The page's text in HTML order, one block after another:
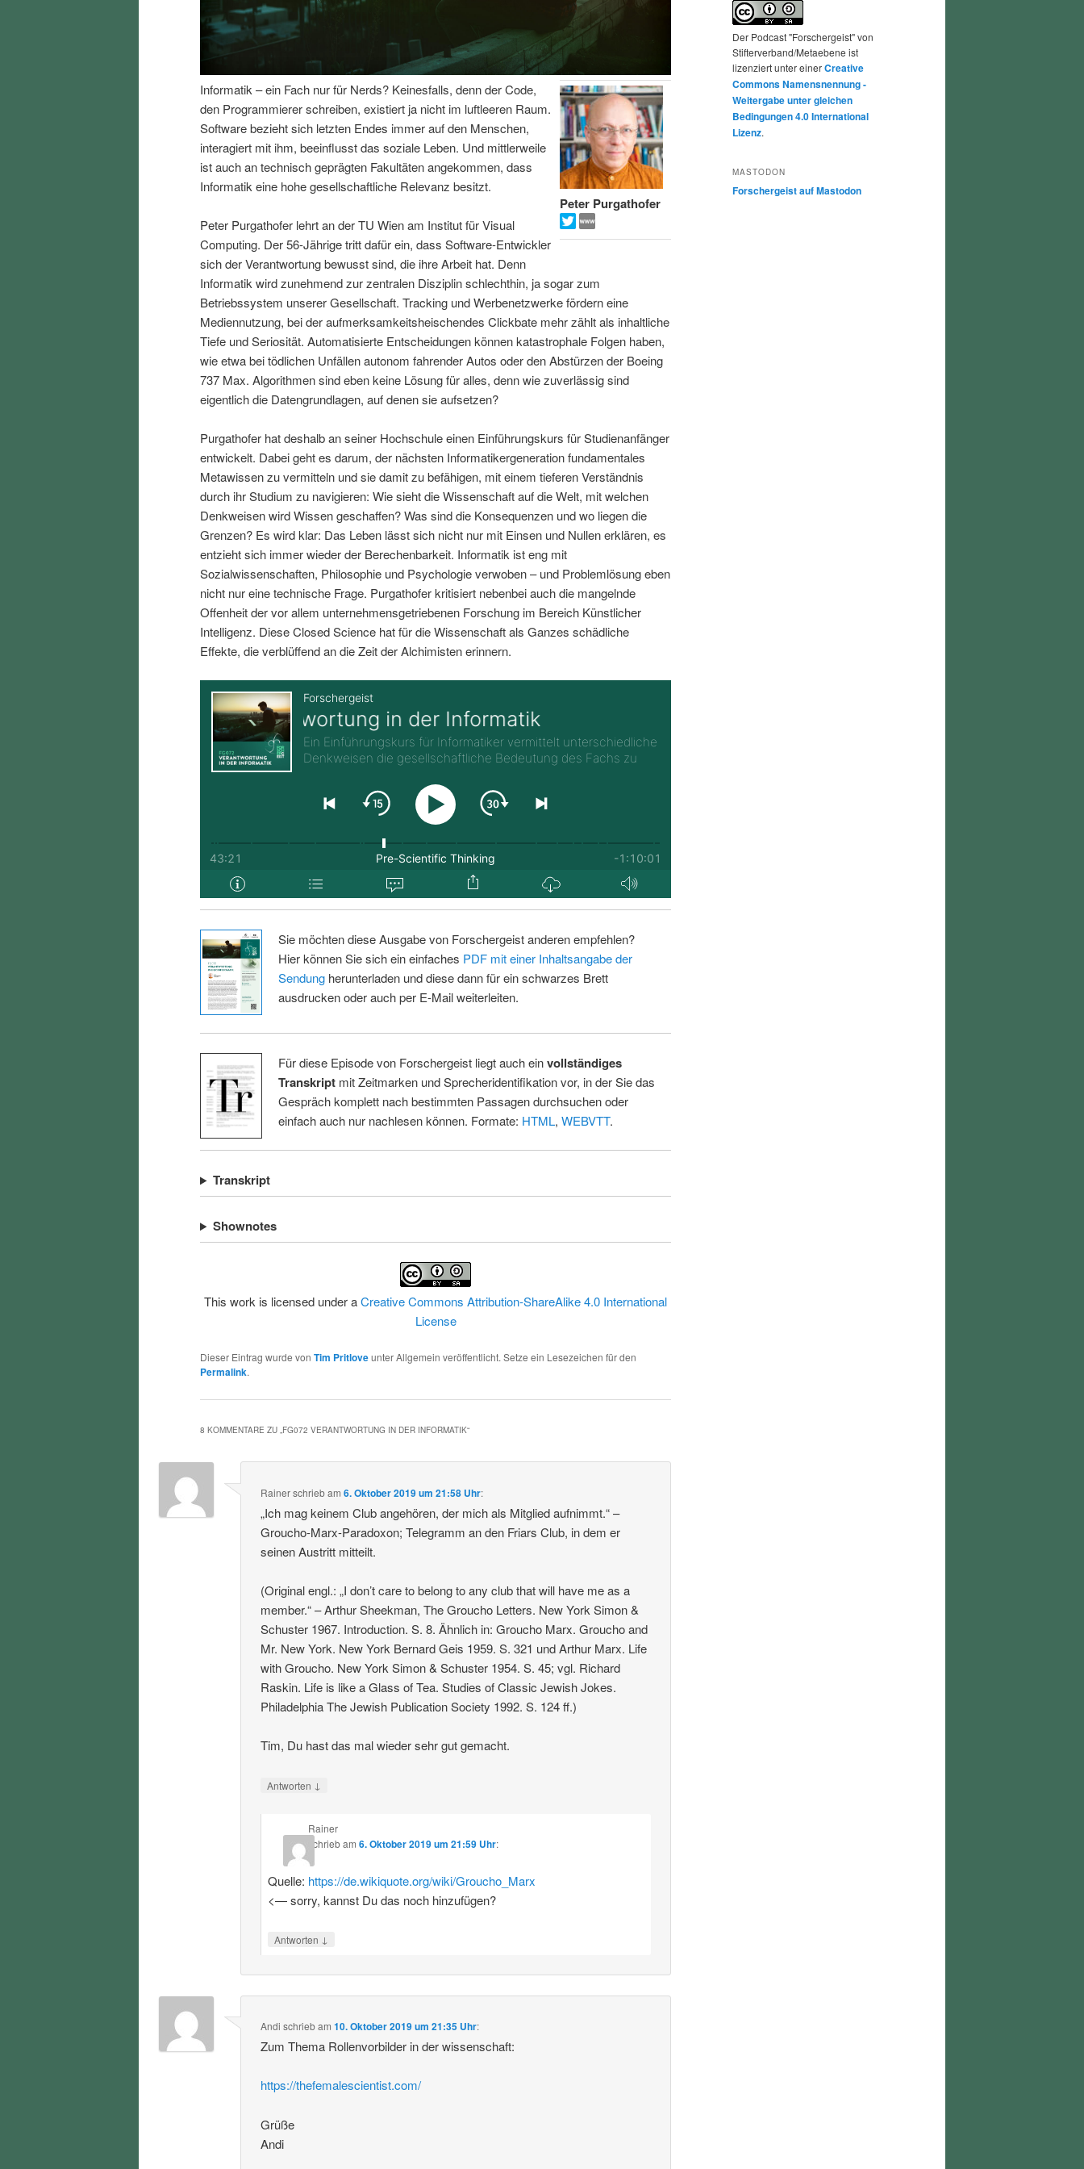
I
t
s
p
r
i
g
e
n
e
a
l
t
s
p
i
n
g
e
n
Peter Purgathofer
Informatik – ein Fach nur für Nerds? Keinesfalls, denn der Code,
den Programmierer schreiben, existiert ja nicht im luftleeren Raum.
Software bezieht sich letzten Endes immer auf den Menschen,
interagiert mit ihm, beeinflusst das soziale Leben. Und mittlerweile
ist auch an technisch geprägten Fakultäten angekommen, dass
Informatik eine hohe gesellschaftliche Relevanz besitzt.
Peter Purgathofer lehrt an der TU Wien am Institut für Visual
Computing. Der 56-Jährige tritt dafür ein, dass Software-Entwickler
sich der Verantwortung bewusst sind, die ihre Arbeit hat. Denn
Informatik wird zunehmend zur zentralen Disziplin schlechthin, ja sogar zum
Betriebssystem unserer Gesellschaft. Tracking und Werbenetzwerke fördern eine
Mediennutzung, bei der aufmerksamkeitsheischendes Clickbate mehr zählt als inhaltliche
Tiefe und Seriosität. Automatisierte Entscheidungen können katastrophale Folgen haben,
wie etwa bei tödlichen Unfällen autonom fahrender Autos oder den Abstürzen der Boeing
737 Max. Algorithmen sind eben keine Lösung für alles, denn wie zuverlässig sind
eigentlich die Datengrundlagen, auf denen sie aufsetzen?
Purgathofer hat deshalb an seiner Hochschule einen Einführungskurs für Studienanfänger
entwickelt. Dabei geht es darum, der nächsten Informatikergeneration fundamentales
Metawissen zu vermitteln und sie damit zu befähigen, mit einem tieferen Verständnis
durch ihr Studium zu navigieren: Wie sieht die Wissenschaft auf die Welt, mit welchen
Denkweisen wird Wissen geschaffen? Was sind die Konsequenzen und wo liegen die
Grenzen? Es wird klar: Das Leben lässt sich nicht nur mit Einsen und Nullen erklären, es
entzieht sich immer wieder der Berechenbarkeit. Informatik ist eng mit
Sozialwissenschaften, Philosophie und Psychologie verwoben – und Problemlösung eben
nicht nur eine technische Frage. Purgathofer kritisiert nebenbei auch die mangelnde
Offenheit der vor allem unternehmensgetriebenen Forschung im Bereich Künstlicher
Intelligenz. Diese Closed Science hat für die Wissenschaft als Ganzes schädliche
Effekte, die verblüffend an die Zeit der Alchimisten erinnern.
Sie möchten diese Ausgabe von Forschergeist anderen empfehlen?
Hier können Sie sich ein einfaches PDF mit einer Inhaltsangabe der
Sendungherunterladen und diese dann für ein schwarzes Brett
ausdrucken oder auch per E-Mail weiterleiten.
Für diese Episode von Forschergeist liegt auch einvollständiges
Transkriptmit Zeitmarken und Sprecheridentifikation vor, in der Sie das
Gespräch komplett nach bestimmten Passagen durchsuchen oder
einfach auch nur nachlesen können. Formate: HTML, WEBVTT.
Transkript
Shownotes
This work is licensed under aCreative Commons Attribution-ShareAlike 4.0 International
License
Dieser Eintrag wurde von Tim Pritloveunter Allgemein veröffentlicht. Setze ein Lesezeichen für den
Permalink.
8 KOMMENTARE ZU „FG072 VERANTWORTUNG IN DER INFORMATIK“
Rainerschriebam6. Oktober 2019 um 21:58 Uhr:
„Ich mag keinem Club angehören, der mich als Mitglied aufnimmt.“ –
Groucho-Marx-Paradoxon; Telegramm an den Friars Club, in dem er
seinen Austritt mitteilt.
(Original engl.: „I don’t care to belong to any club that will have me as a
member.“ – Arthur Sheekman, The Groucho Letters. New York Simon &
Schuster 1967. Introduction. S. 8. Ähnlich in: Groucho Marx. Groucho and
Mr. New York. New York Bernard Geis 1959. S. 321 und Arthur Marx. Life
with Groucho. New York Simon & Schuster 1954. S. 45; vgl. Richard
Raskin. Life is like a Glass of Tea. Studies of Classic Jewish Jokes.
Philadelphia The Jewish Publication Society 1992. S. 124 ff.)
Tim, Du hast das mal wieder sehr gut gemacht.
Antworten ↓
Rainer
schriebam 6. Oktober 2019 um 21:59 Uhr:
Quelle: https://de.wikiquote.org/wiki/Groucho_Marx
<— sorry, kannst Du das noch hinzufügen?
Antworten ↓
Andi schriebam10. Oktober 2019 um 21:35 Uhr:
Zum Thema Rollenvorbilder in der wissenschaft:
https://thefemalescientist.com/
Grüße
Andi
Der Podcast "Forschergeist" von
Stifterverband/Metaebene ist
lizenziert unter einerCreative
Commons Namensnennung -
Weitergabe unter gleichen
Bedingungen 4.0 International
Lizenz.
MASTODON
Forschergeist auf Mastodon